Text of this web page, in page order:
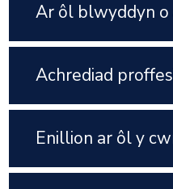
Ar ôl blwyddyn o
Achrediad
Enillion ar ôl y